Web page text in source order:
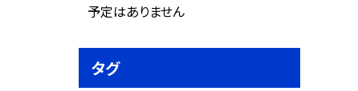
予定はありません
タグ